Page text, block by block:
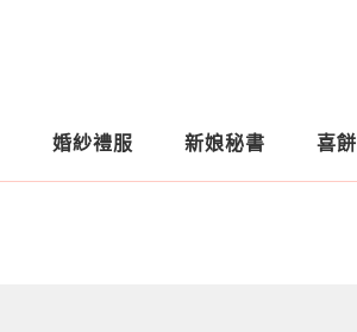
婚紗禮服 新娘秘書 喜餅